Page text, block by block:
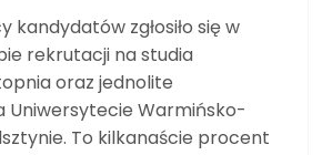
kandydatów zgłosiło się w
rekrutacji na studia
oraz jednolite
Uniwersytecie Warmińsko-
To kilkanaście procent